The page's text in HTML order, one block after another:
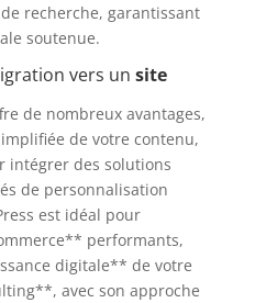
recherche, garantissant
soutenue.
vers un site
de nombreux avantages,
de votre contenu,
intégrer des solutions
de personnalisation
est idéal pour
performants,
digitale** de votre
avec son approche